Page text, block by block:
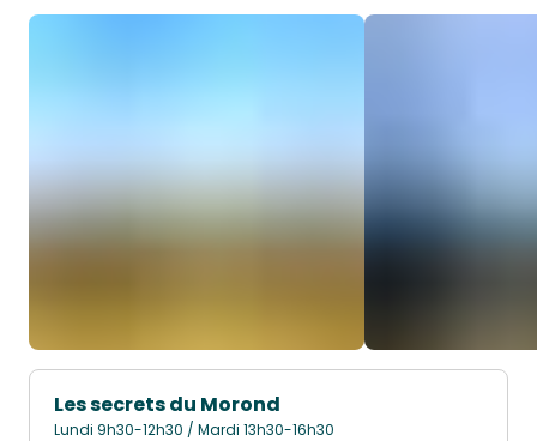
Les secrets du Morond
Lundi 9h30-12h30 / Mardi 13h30-16h30